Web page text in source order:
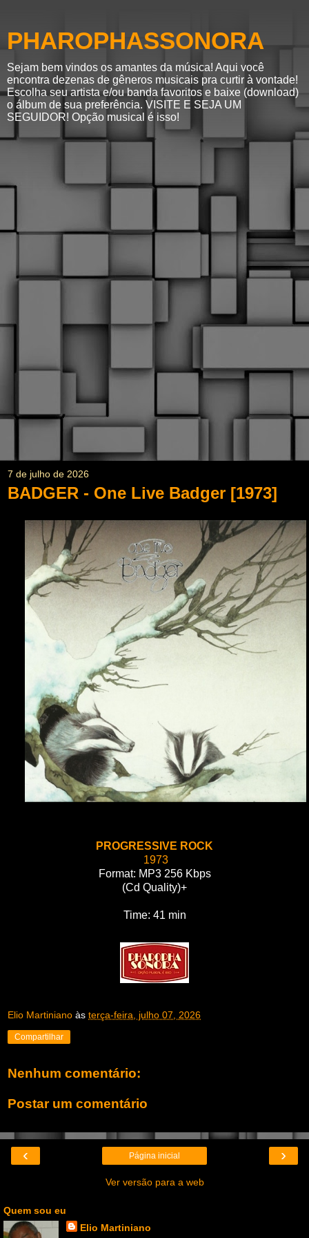
PHAROPHASSONORA
Sejam bem vindos os amantes da música! Aqui você
encontra dezenas de gêneros musicais pra curtir à vontade!
Escolha seu artista e/ou banda favoritos e baixe (download)
o álbum de sua preferência. VISITE E SEJA UM
SEGUIDOR! Opção musical é isso!
7 de julho de 2026
BADGER - One Live Badger [1973]
PROGRESSIVE ROCK
1973
Format: MP3 256 Kbps
(Cd Quality)+
Time: 41 min
Elio Martiniano às terça-feira, julho 07, 2026
Compartilhar
Nenhum comentário:
Postar um comentário
‹ ›
Página inicial
Ver versão para a web
Quem sou eu
Elio Martiniano